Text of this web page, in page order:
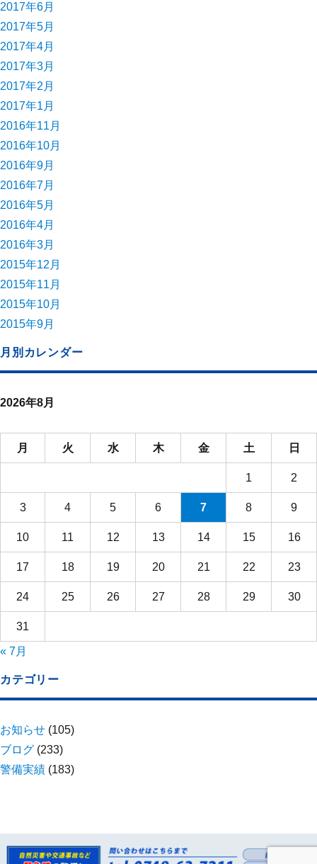
2017年6月
2017年5月
2017年4月
2017年3月
2017年2月
2017年1月
2016年11月
2016年10月
2016年9月
2016年7月
2016年5月
2016年4月
2016年3月
2015年12月
2015年11月
2015年10月
2015年9月
月別カレンダー
2026年8月
月 火 水 木 金 土 日
1 2
3 4 5 6 7 8 9
10 11 12 13 14 15 16
17 18 19 20 21 22 23
24 25 26 27 28 29 30
31
« 7月
カテゴリー
お知らせ (105)
ブログ (233)
警備実績 (183)